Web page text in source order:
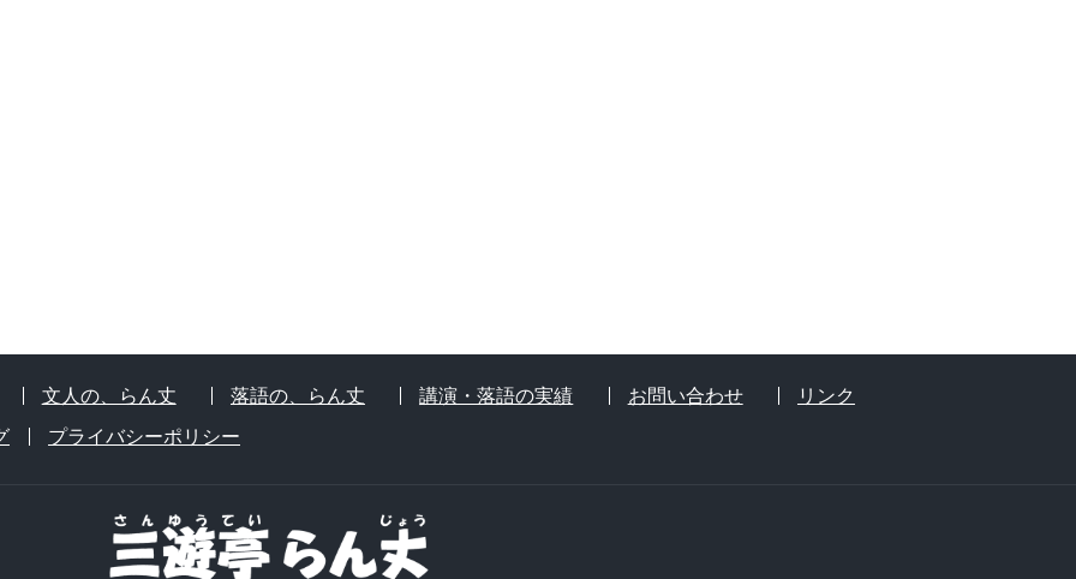
文人の、らん丈 落語の、らん丈 講演・落語の実績 お問い合わせ
リンク
プライバシーポリシー